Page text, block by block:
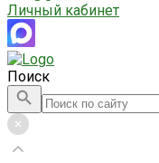
Личный кабинет
Поиск